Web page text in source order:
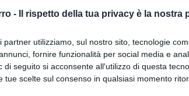
- Il rispetto della tua privacy è la nostra
partner utilizziamo, sul nostro sito, tecnologie
fornire funzionalità per social media e
di seguito si acconsente all'utilizzo di questa
tue scelte sul consenso in qualsiasi momento
e prima con Renzi e poi con